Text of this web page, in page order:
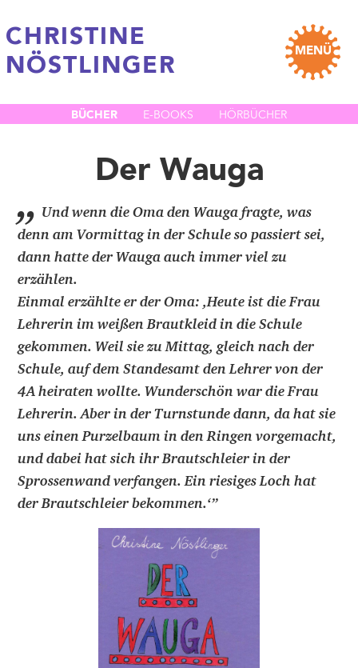
CHRISTINE
NÖSTLINGER
MENÜ
BÜCHER E-BOOKS HÖRBÜCHER
Der Wauga
„ Und wenn die Oma den Wauga fragte, was
denn am Vormittag in der Schule so passiert sei,
dann hatte der Wauga auch immer viel zu
erzählen.
Einmal erzählte er der Oma: ,Heute ist die Frau
Lehrerin im weißen Brautkleid in die Schule
gekommen. Weil sie zu Mittag, gleich nach der
Schule, auf dem Standesamt den Lehrer von der
4A heiraten wollte. Wunderschön war die Frau
Lehrerin. Aber in der Turnstunde dann, da hat sie
uns einen Purzelbaum in den Ringen vorgemacht,
und dabei hat sich ihr Brautschleier in der
Sprossenwand verfangen. Ein riesiges Loch hat
der Brautschleier bekommen.‘”